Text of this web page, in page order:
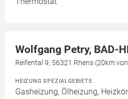
Wolfgang Petry, BAD-
Reifental 9, 56321 Rhens (20km
HEIZUNG SPEZIALGEBIETE
Gasheizung, Ölheizung,